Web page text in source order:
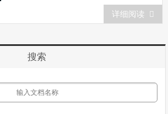
布御旨，要求金陵的家家户户都要用红纸
写成的春联贴在门框上，来迎接新春。大
户察看春联。每当见到...
详细阅读
搜索